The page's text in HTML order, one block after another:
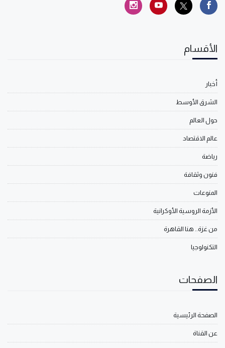
الأقسام
أخبار
الشرق الأوسط
حول العالم
عالم الاقتصاد
رياضة
فنون وثقافة
المنوعات
الأزمة الروسية الأوكرانية
من غزة.. هنا القاهرة
التكنولوجيا
الصفحات
الصفحة الرئيسية
عن القناة